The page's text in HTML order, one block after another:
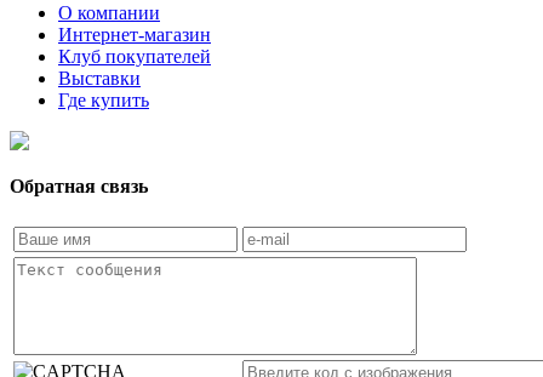
О компании
Интернет-магазин
Клуб покупателей
Выставки
Где купить
Обратная связь